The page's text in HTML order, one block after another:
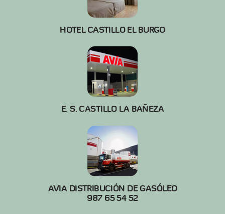
HOTEL CASTILLO EL BURGO
E. S. CASTILLO LA BAÑEZA
AVIA DISTRIBUCIÓN DE GASÓLEO
987 65 54 52